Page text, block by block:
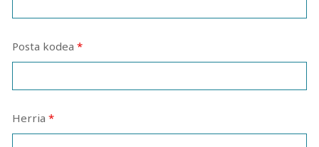
Posta kodea *
Herria *